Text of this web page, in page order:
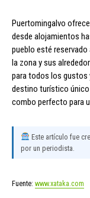
Puertomingalvo
desde alojamientos
pueblo esté
la zona y sus
para todos los gustos
destino turístico único
combo perfecto para
Este artículo fue
por un periodista.
Fuente: www.xataka.com